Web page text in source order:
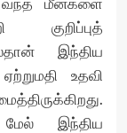
இந்திய
உதவி
மேல் இந்திய